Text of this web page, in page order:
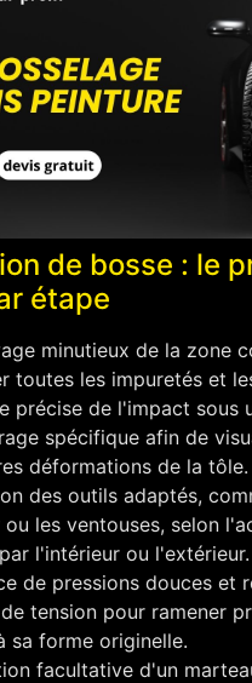
de bosse : le
étape
minutieux de la zone
toutes les impuretés et
précise de l'impact sous
spécifique afin de
déformations de la tôle.
des outils adaptés,
les ventouses, selon
l'intérieur ou l'extérieur.
de pressions douces et
tension pour ramener
sa forme originelle.
facultative d'un